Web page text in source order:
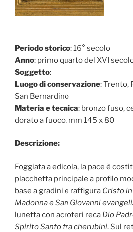
Periodo storico: 16° secolo
Anno: primo quarto del XVI
Soggetto:
Luogo di conservazione: Trento,
San Bernardino
Materia e tecnica: bronzo fuso,
dorato a fuoco, mm 145 x 80
Descrizione:
Foggiata a edicola, la pace è
placchetta principale a profilo
base a gradini e raffigura Cristo
Madonna e San Giovanni
lunetta con acroteri reca Dio
Spirito Santo tra cherubini. Sul